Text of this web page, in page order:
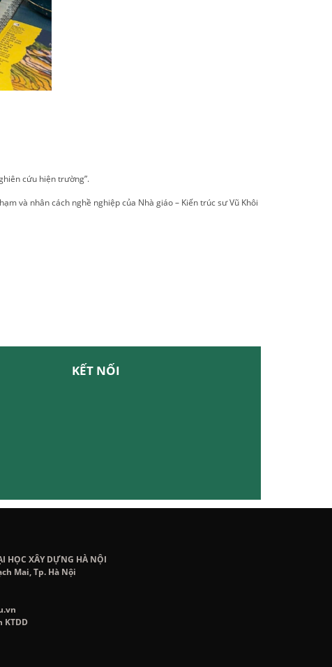
cứu hiện trường”.
và nhân cách nghề nghiệp của Nhà giáo – Kiến trúc sư Vũ Khôi
KẾT NỐI
HỌC XÂY DỰNG HÀ NỘI
Mai, Tp. Hà Nội
KTDD